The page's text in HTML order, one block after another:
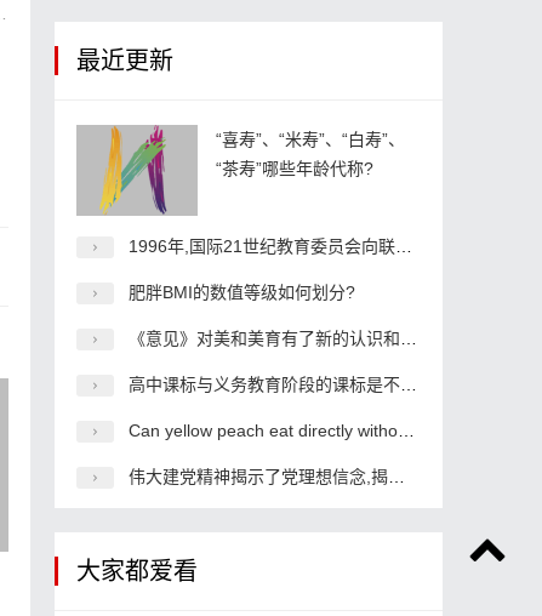
最近更新
“喜寿”、“米寿”、“白寿”、
“茶寿”哪些年龄代称?
1996年,国际21世纪教育委员会向联合国教科文组织提交了题为《教育——财富蕴藏其中》
肥胖BMI的数值等级如何划分?
《意见》对美和美育有了新的认识和表述,指出___?
高中课标与义务教育阶段的课标是不同的,“设计·应用”领域是义务课标的四个领域之一,
Can yellow peach eat directly without peeling?
伟大建党精神揭示了党理想信念,揭示了党从哪里来的初心、到哪里去的使命,揭示了党人对
大家都爱看